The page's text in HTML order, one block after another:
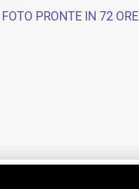
FOTO PRONTE IN 72 ORE